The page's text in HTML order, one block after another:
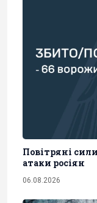
Повітряні
атаки росіян
06.08.2026